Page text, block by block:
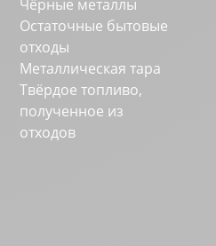
Чёрные металлы
Остаточные бытовые
отходы
Металлическая тара
Твёрдое топливо,
полученное из
отходов